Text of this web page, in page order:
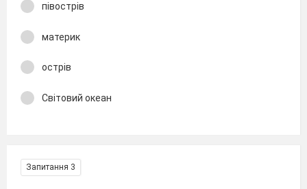
півострів
материк
острів
Світовий океан
Запитання 3